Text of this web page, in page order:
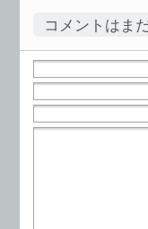
コメントはま